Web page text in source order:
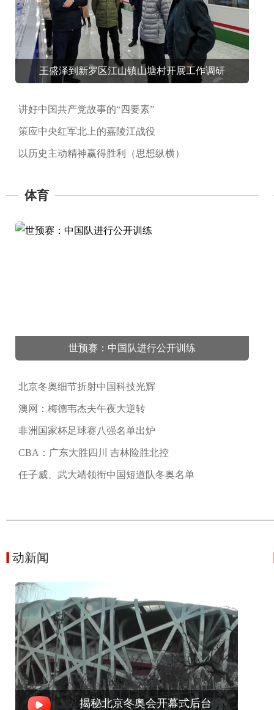
王盛泽到新罗区江山镇山塘村开展工作调研
讲好中国共产党故事的“四要素”
策应中央红军北上的嘉陵江战役
以历史主动精神赢得胜利（思想纵横）
体育
世预赛：中国队进行公开训练
北京冬奥细节折射中国科技光辉
澳网：梅德韦杰夫午夜大逆转
非洲国家杯足球赛八强名单出炉
CBA：广东大胜四川 吉林险胜北控
任子威、武大靖领衔中国短道队冬奥名单
动新闻
揭秘北京冬奥会开幕式后台